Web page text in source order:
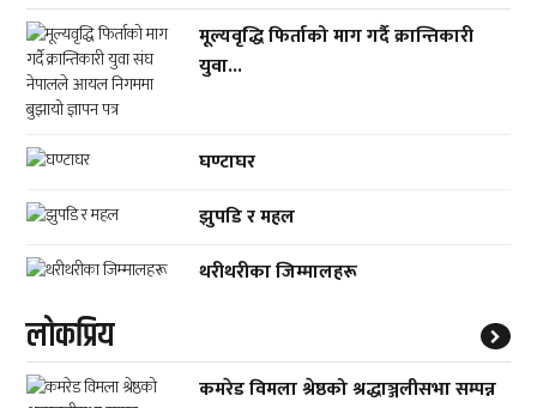
मूल्यवृद्धि फिर्ताको माग गर्दै क्रान्तिकारी
युवा...
घण्टाघर
झुपडि र महल
थरीथरीका जिम्मालहरू
लाेकप्रिय
कमरेड विमला श्रेष्ठको श्रद्धाञ्जलीसभा सम्पन्न